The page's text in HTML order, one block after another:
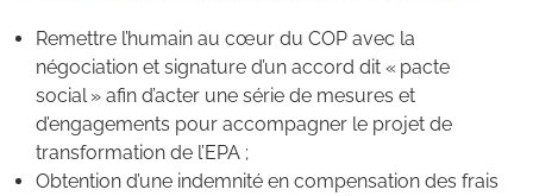
Remettre l’humain au cœur du COP avec la
négociation et signature d’un accord dit « pacte
social » afin d’acter une série de mesures et
d’engagements pour accompagner le projet de
transformation de l’EPA ;
Obtention d’une indemnité en compensation des frais